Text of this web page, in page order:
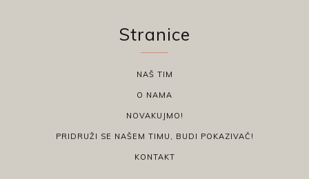
Stranice
NAŠ TIM
O NAMA
NOVAKUJMO!
PRIDRUŽI SE NAŠEM TIMU, BUDI POKAZIVAČ!
KONTAKT